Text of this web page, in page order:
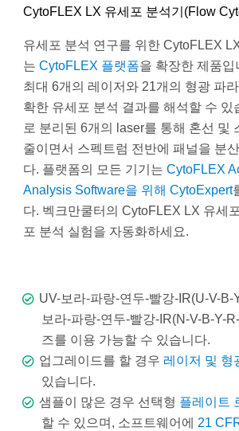
CytoFLEX LX 유세포 분석기(Flow
유세포 분석 연구를 위한 CytoFLEX
는 CytoFLEX 플랫폼을 확장한 제품입
최대 6개의 레이저와 21개의 형광 파
확한 유세포 분석 결과를 해석할 수 있
로 분리된 6개의 laser를 통해 혼선 및
줄이면서 스펙트럼 전반에 패널을 분
다. 플랫폼의 모든 기기는 CytoFLEX
Analysis Software을 위해 CytoExpert
다. 벡크만쿨터의 CytoFLEX LX 유세
포 분석 실험을 자동화하세요.
UV-보라-파랑-연두-빨강-IR(U-V-B-
보라-파랑-연두-빨강-IR(N-V-B-Y-
즈를 이용 가능할 수 있습니다.
업그레이드를 할 경우 레이저 및 형
있습니다.
샘플이 많은 경우 선택형 플레이트
할 수 있으며, 소프트웨어에 21